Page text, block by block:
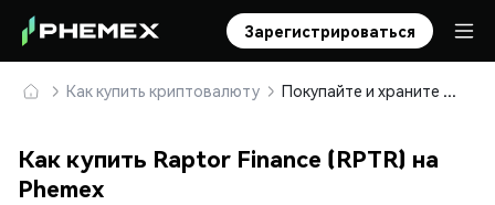
Зарегистрироваться
Как купить криптовалюту Покупайте и храните Raptor Finance (RPTR) безопасно
Как купить Raptor Finance (RPTR) на
Phemex